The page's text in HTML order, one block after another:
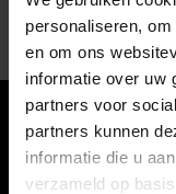
personaliseren,
en om ons
informatie over uw
partners voor
partners kunnen
informatie die u
verzameld op